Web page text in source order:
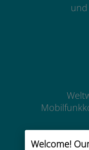
Welcome!
und